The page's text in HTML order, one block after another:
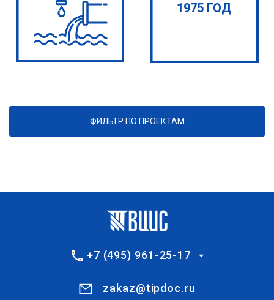
1975 ГОД
ФИЛЬТР ПО ПРОЕКТАМ
+7 (495) 961-25-17
zakaz@tipdoc.ru